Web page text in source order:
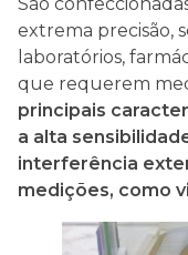
extrema precisão,
laboratórios,
que requerem
principais
a alta
interferência
medições, como